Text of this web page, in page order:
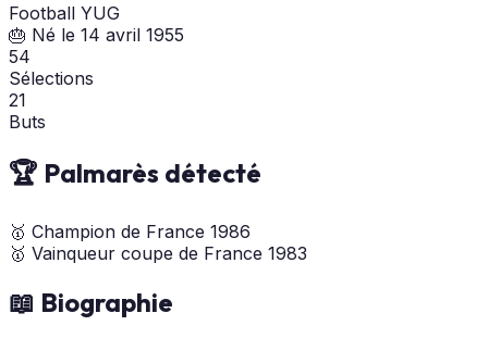
Football YUG
🎂 Né le 14 avril 1955
54
Sélections
21
Buts
🏆 Palmarès détecté
🥇 Champion de France 1986
🥇 Vainqueur coupe de France 1983
📖 Biographie